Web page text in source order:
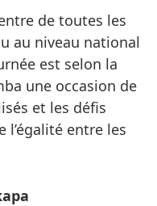
de toutes les
au niveau national
est selon la
une occasion de
et les défis
l’égalité entre les